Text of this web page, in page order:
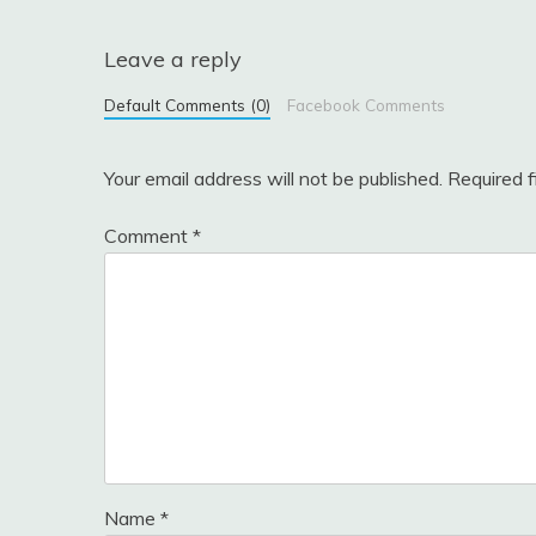
Leave a reply
Default Comments (0) Facebook Comments
Your email address will not be published. Required
Comment *
Name *